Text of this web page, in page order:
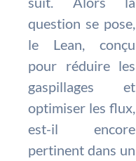
question se pose,
le Lean, conçu
pour réduire les
gaspillages et
optimiser les flux,
est-il encore
pertinent dans un